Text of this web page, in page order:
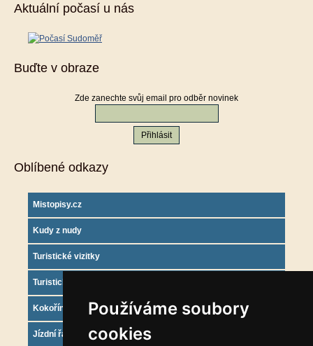
Používáme soubory
cookies
Aktuální počasí u nás
Buďte v obraze
Zde zanechte svůj email pro odběr novinek
Oblíbené odkazy
Mistopisy.cz
Kudy z nudy
Turistické vizitky
Turistický deník
Kokořínsko info
Jízdní řády